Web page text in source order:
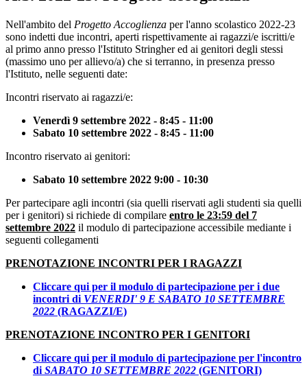
Nell'ambito del Progetto Accoglienza per l'anno scolastico 2022-23
sono indetti due incontri, aperti rispettivamente ai ragazzi/e iscritti/e
al primo anno presso l'Istituto Stringher ed ai genitori degli stessi
(massimo uno per allievo/a) che si terranno, in presenza presso
l'Istituto, nelle seguenti date:
Incontri riservato ai ragazzi/e:
Venerdì 9 settembre 2022 - 8:45 - 11:00
Sabato 10 settembre 2022 - 8:45 - 11:00
Incontro riservato ai genitori:
Sabato 10 settembre 2022 9:00 - 10:30
Per partecipare agli incontri (sia quelli riservati agli studenti sia quelli
per i genitori) si richiede di compilare entro le 23:59 del 7
settembre 2022 il modulo di partecipazione accessibile mediante i
seguenti collegamenti
PRENOTAZIONE INCONTRI PER I RAGAZZI
Cliccare qui per il modulo di partecipazione per i due
incontri di VENERDI' 9 E SABATO 10 SETTEMBRE
2022 (RAGAZZI/E)
PRENOTAZIONE INCONTRO PER I GENITORI
Cliccare qui per il modulo di partecipazione per l'incontro
di SABATO 10 SETTEMBRE 2022 (GENITORI)